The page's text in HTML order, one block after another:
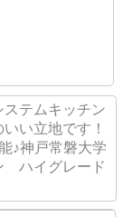
テムキッチン
い立地です！
♪神戸常磐大学
ハイグレード